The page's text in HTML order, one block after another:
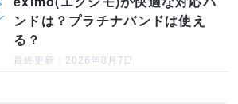
ンドは？プラチナバンドは使え
る？
最終更新：2026年8月7日